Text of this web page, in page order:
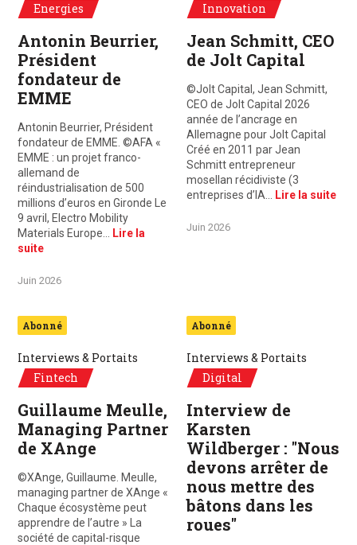
Energies
Antonin Beurrier,
Président
fondateur de
EMME
Antonin Beurrier, Président
fondateur de EMME. ©AFA «
EMME : un projet franco-
allemand de
réindustrialisation de 500
millions d’euros en Gironde Le
9 avril, Electro Mobility
Materials Europe…
Lire la
suite
Juin 2026
Innovation
Jean Schmitt, CEO
de Jolt Capital
©Jolt Capital, Jean Schmitt,
CEO de Jolt Capital 2026
année de l’ancrage en
Allemagne pour Jolt Capital
Créé en 2011 par Jean
Schmitt entrepreneur
mosellan récidiviste (3
entreprises d’IA…
Lire la suite
Juin 2026
Abonné
Interviews & Portaits
Fintech
Guillaume Meulle,
Managing Partner
de XAnge
©XAnge, Guillaume. Meulle,
managing partner de XAnge «
Chaque écosystème peut
apprendre de l’autre » La
société de capital-risque
Abonné
Interviews & Portaits
Digital
Interview de
Karsten
Wildberger : "Nous
devons arrêter de
nous mettre des
bâtons dans les
roues"